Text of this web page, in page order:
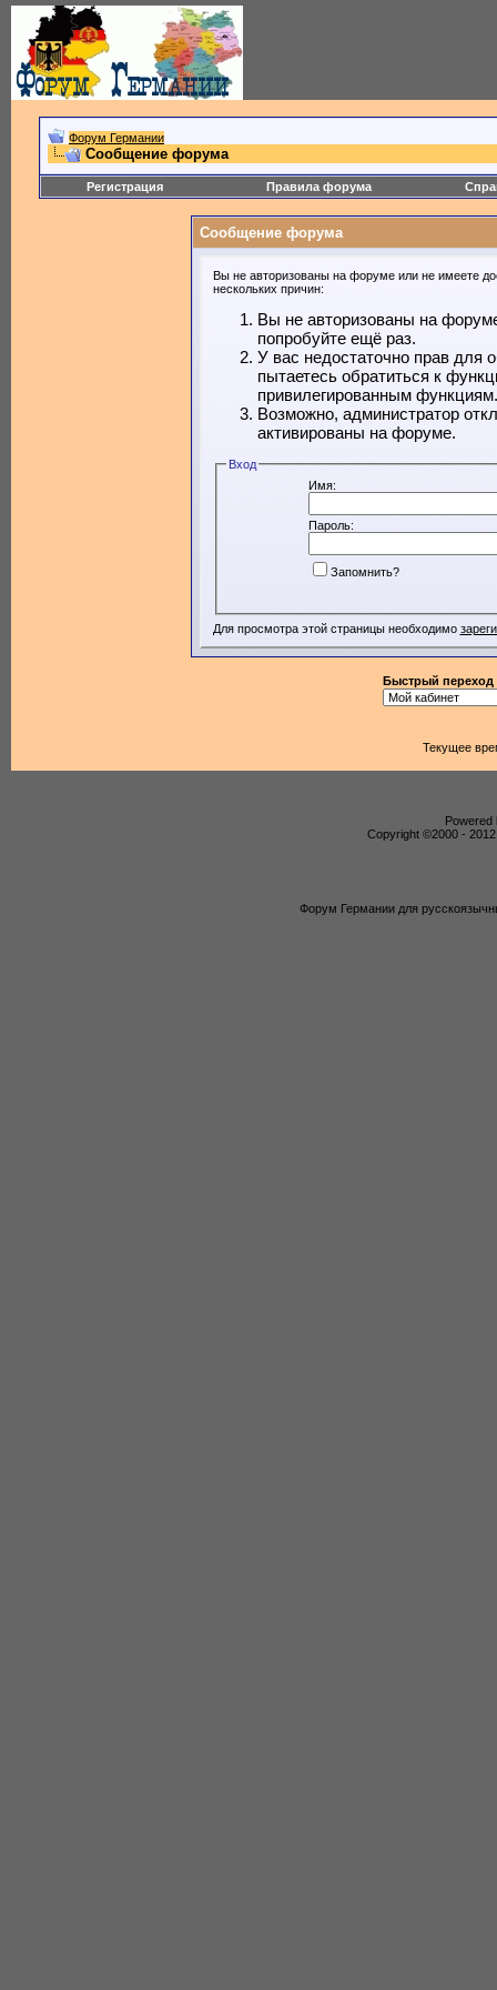
Форум Германии
Сообщение форума
Регистрация Правила форума
Сообщение форума
Вы не авторизованы на форуме или не имеете
нескольких причин:
Вы не авторизованы на
попробуйте ещё раз.
У вас недостаточно прав для
пытаетесь обратиться к
привилегированным функциям.
Возможно, администратор
активированы на форуме.
Вход
Имя:
Пароль:
Запомнить?
Для просмотра этой страницы необходимо
Быстрый переход
Текущее
Powered
Copyright ©2000 -
Форум Германии для